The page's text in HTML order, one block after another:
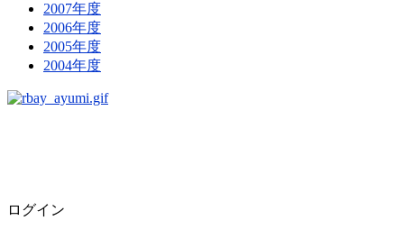
2007年度
2006年度
2005年度
2004年度
ログイン